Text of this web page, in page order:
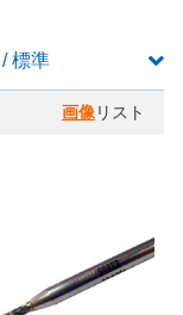
画像 リスト